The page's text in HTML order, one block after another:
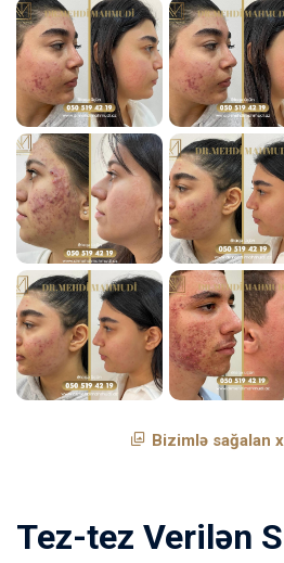
Bizimlə sağalan
Tez-tez Verilən